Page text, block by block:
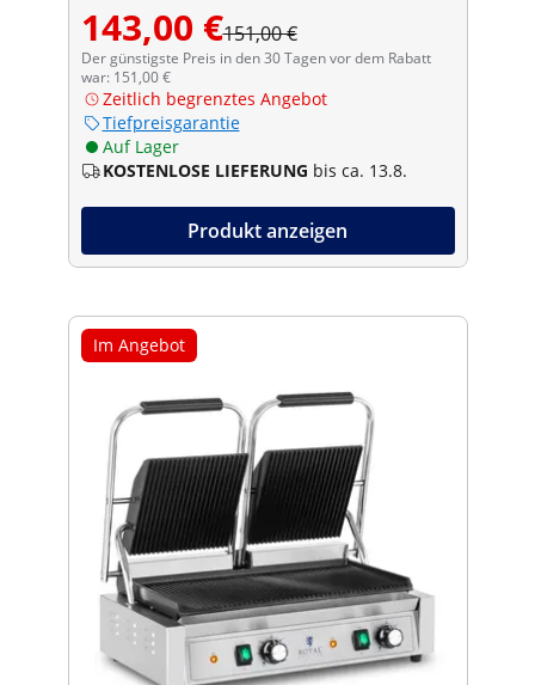
143,00 €151,00 €
Der günstigste Preis in den 30 Tagen vor dem Rabatt
war: 151,00 €
Zeitlich begrenztes Angebot
Tiefpreisgarantie
Auf Lager
KOSTENLOSE LIEFERUNG bis ca. 13.8.
Produkt anzeigen
Im Angebot